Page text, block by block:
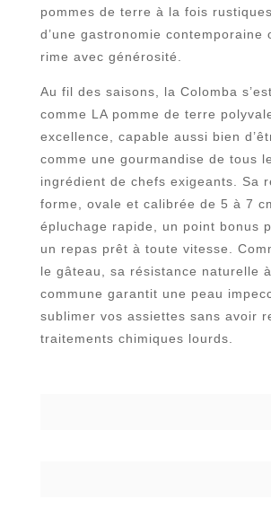
pommes de terre à la fois
d’une gastronomie contemporaine
rime avec générosité.
Au fil des saisons, la Colomba
comme LA pomme de terre
excellence, capable aussi bien
comme une gourmandise de tous
ingrédient de chefs exigeants. Sa
forme, ovale et calibrée de 5 à 7
épluchage rapide, un point bonus
un repas prêt à toute vitesse.
le gâteau, sa résistance naturelle
commune garantit une peau
sublimer vos assiettes sans avoir
traitements chimiques lourds.